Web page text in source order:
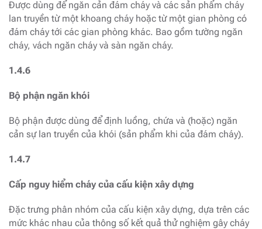
Được dùng để ngăn cản đám cháy và các sản phẩm cháy
lan truyền từ một khoang cháy hoặc từ một gian phòng có
đám cháy tới các gian phòng khác. Bao gồm tường ngăn
cháy, vách ngăn cháy và sàn ngăn cháy.
1.4.6
Bộ phận ngăn khói
Bộ phận được dùng để định luồng, chứa và (hoặc) ngăn
cản sự lan truyền của khói (sản phẩm khi của đám cháy).
1.4.7
Cấp nguy hiểm cháy của cấu kiện xây dựng
Đặc trưng phân nhóm của cấu kiện xây dựng, dựa trên các
mức khác nhau của thông số kết quả thử nghiệm gây cháy